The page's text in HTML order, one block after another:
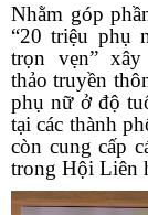
Nhằm góp
“20 triệu phụ
trọn vẹn”
thảo truyền
phụ nữ ở độ
tại các thành
còn cung cấp
trong Hội Liên